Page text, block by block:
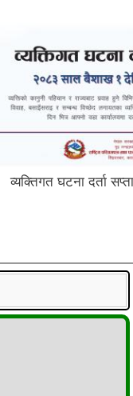
व्यक्तिगत घटना दर्ता